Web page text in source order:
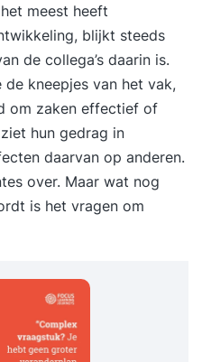
meest heeft
blijkt steeds
de collega’s daarin is.
de kneepjes van het vak,
om zaken effectief of
hun gedrag in
daarvan op anderen.
over. Maar wat nog
is het vragen om